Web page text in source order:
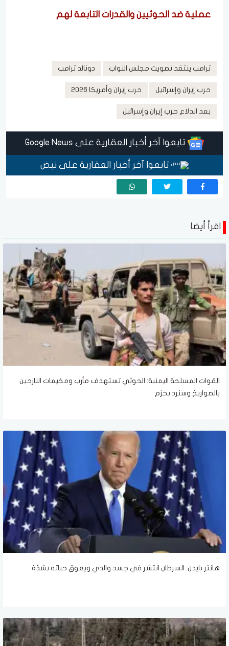
عملية ضد الحوثيين والقدرات التابعة لهم
ترامب ينتقد تصويت مجلس النواب دونالد ترامب
حرب إيران وإسرائيل حرب إيران وأمريكا 2026
بعد اندلاع حرب إيران وإسرائيل
تابعوا آخر أخبار العقارية على Google News
تابعوا آخر أخبار العقارية على نبض
اقرأ أيضا
القوات المسلحة اليمنية: الحوثي تستهدف مأرب ومخيمات النازحين
بالصواريخ وسنرد بحزم
هانتر بايدن: السرطان انتشر في جسد والدي ويعوق حياته بشدّة